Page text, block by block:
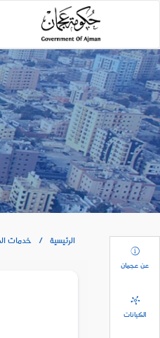
عن عجمان
الكيانات
الرئيسية خدمات